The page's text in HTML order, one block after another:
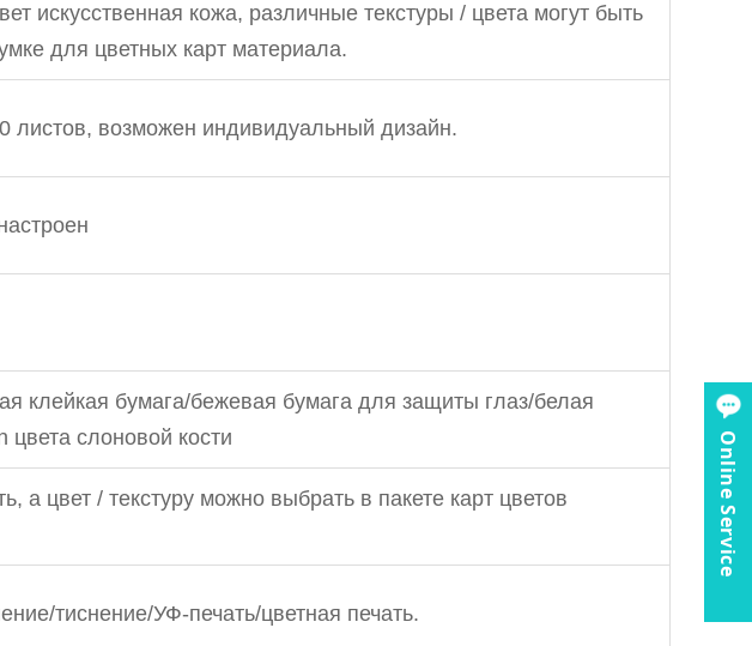
искусственная кожа, различные текстуры / цвета могут быть
для цветных карт материала.
листов, возможен индивидуальный дизайн.
клейкая бумага/бежевая бумага для защиты глаз/белая
цвета слоновой кости
а цвет / текстуру можно выбрать в пакете карт цветов
тиснение/УФ-печать/цветная печать.
Online Service